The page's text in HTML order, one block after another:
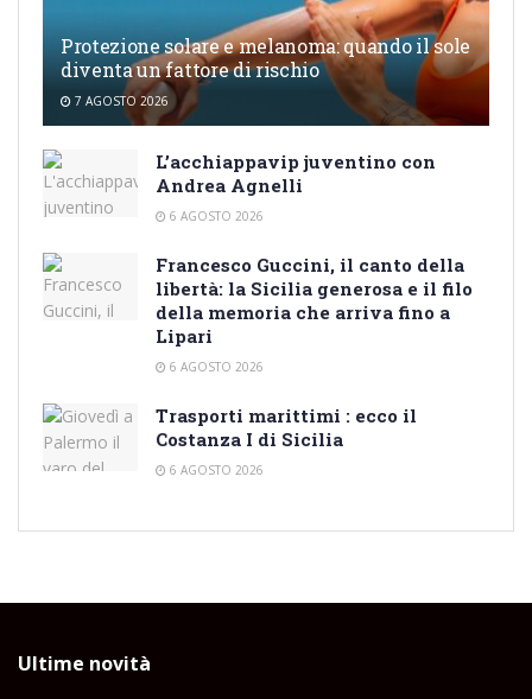
Protezione solare e melanoma: quando il sole
diventa un fattore di rischio
7 AGOSTO 2026
L’acchiappavip juventino con
Andrea Agnelli
6 AGOSTO 2026
Francesco Guccini, il canto della
libertà: la Sicilia generosa e il filo
della memoria che arriva fino a
Lipari
6 AGOSTO 2026
Trasporti marittimi : ecco il
Costanza I di Sicilia
6 AGOSTO 2026
Ultime novità